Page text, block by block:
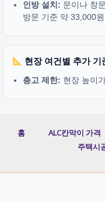
인방 설치: 문이나 창
방문 기준 약 33,000
현장 여건별 추가 기
층고 제한: 현장 높이
홈 ALC칸막이 가격
주택시